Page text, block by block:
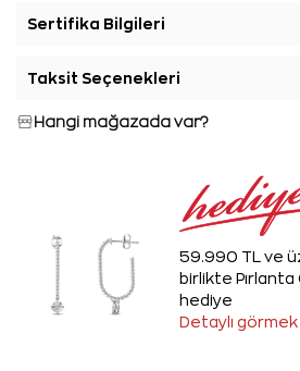
Sertifika Bilgileri
Taksit Seçenekleri
Hangi mağazada var?
59.990 TL ve
birlikte Pırlanta
hediye
Detaylı görmek